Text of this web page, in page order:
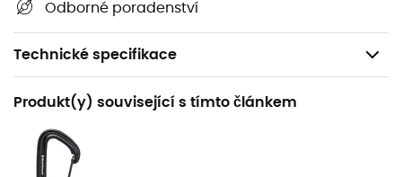
Odborné poradenství
Technické specifikace
Doporučené pro
Ledolezení / Horolezectví
Hmotnost
Produkt(y) související s tímto článkem